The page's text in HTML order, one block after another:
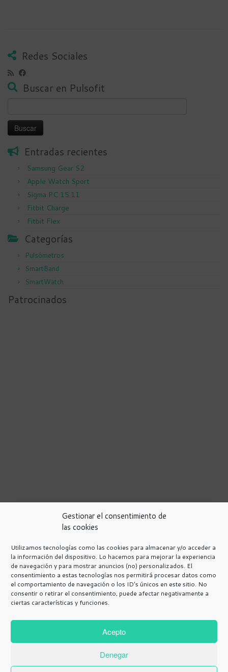
Gestionar el consentimiento de
las cookies
Utilizamos tecnologías como las cookies para almacenar y/o acceder a
la información del dispositivo. Lo hacemos para mejorar la experiencia
de navegación y para mostrar anuncios (no) personalizados. El
consentimiento a estas tecnologías nos permitirá procesar datos como
el comportamiento de navegación o los ID's únicos en este sitio. No
consentir o retirar el consentimiento, puede afectar negativamente a
ciertas características y funciones.
Acepto
Denegar
Redes Sociales
Buscar en Pulsofit
Entradas recientes
Samsung Gear S2
Apple Watch Sport
Sigma PC 15.11
Fitbit Charge
Fitbit Flex
Categorías
Pulsómetros
SmartBand
SmartWatch
Patrocinados
Política de Privacidad
Avisos Legales
Programa de afiliación de Amazon.
Política de cookies
Contacto